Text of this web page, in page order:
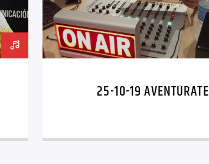
25-10-19 AVENTÚRATE